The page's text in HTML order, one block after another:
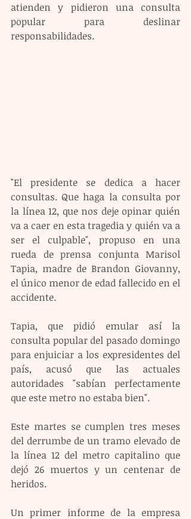
atienden y pidieron una consulta
popular para deslinar
responsabilidades.
"El presidente se dedica a hacer
consultas. Que haga la consulta por
la línea 12, que nos deje opinar quién
va a caer en esta tragedia y quién va a
ser el culpable", propuso en una
rueda de prensa conjunta Marisol
Tapia, madre de Brandon Giovanny,
el único menor de edad fallecido en el
accidente.
Tapia, que pidió emular así la
consulta popular del pasado domingo
para enjuiciar a los expresidentes del
país, acusó que las actuales
autoridades "sabían perfectamente
que este metro no estaba bien".
Este martes se cumplen tres meses
del derrumbe de un tramo elevado de
la línea 12 del metro capitalino que
dejó 26 muertos y un centenar de
heridos.
Un primer informe de la empresa